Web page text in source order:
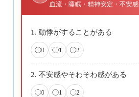
血流・睡眠・精神安定・不安感
1. 動悸がすることがある
0 1 2
2. 不安感やそわそわ感がある
0 1 2